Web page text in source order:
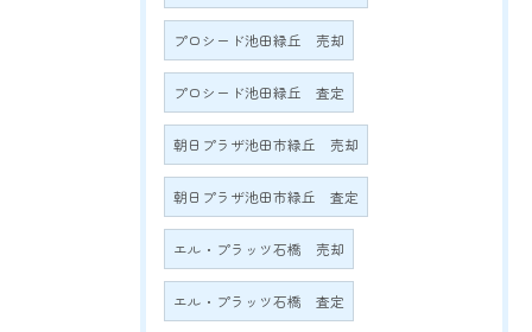
プロシード池田緑丘 売却
プロシード池田緑丘 査定
朝日プラザ池田市緑丘 売却
朝日プラザ池田市緑丘 査定
エル・プラッツ石橋 売却
エル・プラッツ石橋 査定